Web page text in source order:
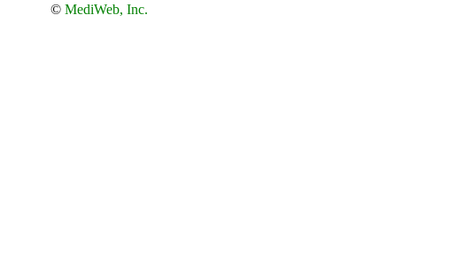
© MediWeb, Inc.